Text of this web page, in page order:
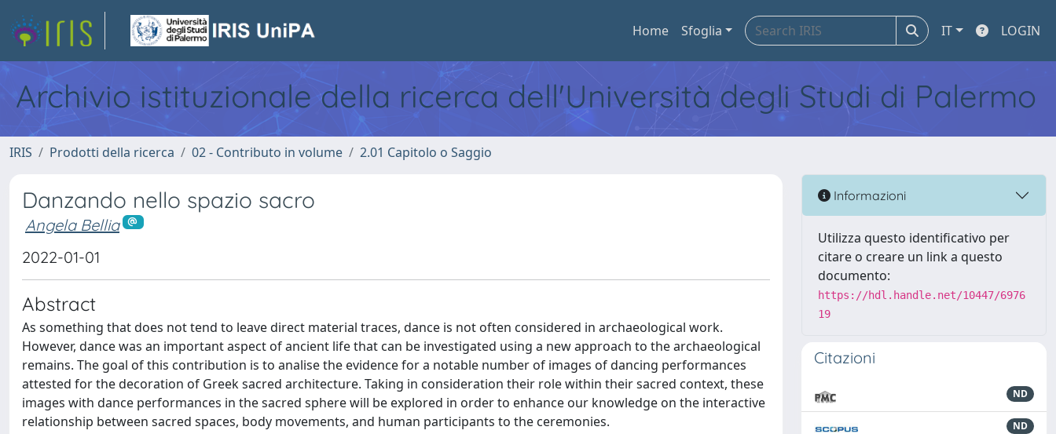
Home Sfoglia IT LOGIN
Archivio istituzionale della ricerca dell'Università degli Studi di Palermo
IRIS Prodotti della ricerca 02 - Contributo in volume 2.01 Capitolo o Saggio
Danzando nello spazio sacro
Angela Bellia
2022-01-01
Abstract
As something that does not tend to leave direct material traces, dance is not often considered in archaeological work.
However, dance was an important aspect of ancient life that can be investigated using a new approach to the archaeological
remains. The goal of this contribution is to analise the evidence for a notable number of images of dancing performances
attested for the decoration of Greek sacred architecture. Taking in consideration their role within their sacred context, these
images with dance performances in the sacred sphere will be explored in order to enhance our knowledge on the interactive
relationship between sacred spaces, body movements, and human participants to the ceremonies.
Informazioni
Utilizza questo identificativo per
citare o creare un link a questo
documento:
https://hdl.handle.net/10447/6976
19
Citazioni
ND
ND